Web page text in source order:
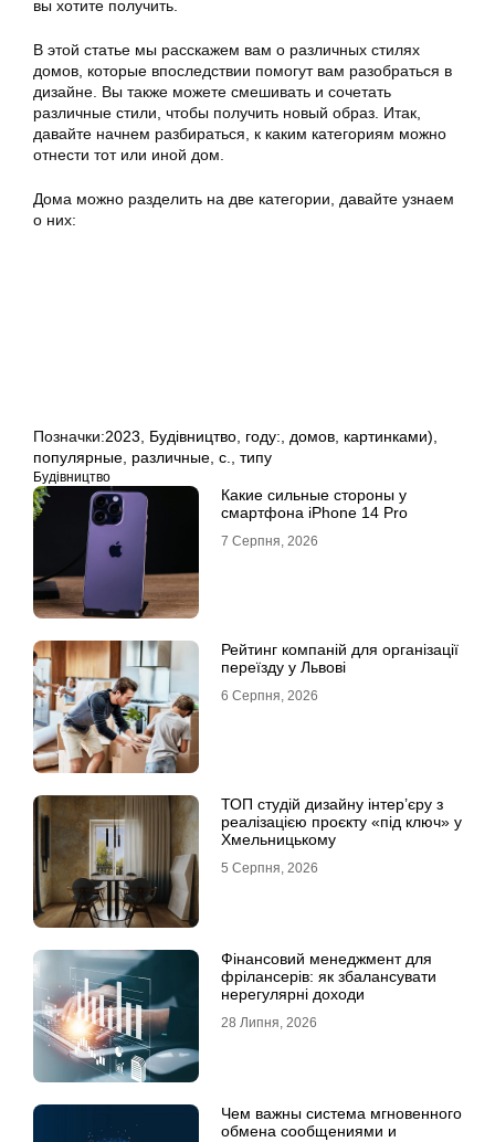
вы хотите получить.
В этой статье мы расскажем вам о различных стилях
домов, которые впоследствии помогут вам разобраться в
дизайне. Вы также можете смешивать и сочетать
различные стили, чтобы получить новый образ. Итак,
давайте начнем разбираться, к каким категориям можно
отнести тот или иной дом.
Дома можно разделить на две категории, давайте узнаем
о них:
Позначки:2023, Будівництво, году:, домов, картинками),
популярные, различные, с., типу
Будівництво
Какие сильные стороны у
смартфона iPhone 14 Pro
7 Серпня, 2026
Рейтинг компаній для організації
переїзду у Львові
6 Серпня, 2026
ТОП студій дизайну інтер’єру з
реалізацією проєкту «під ключ» у
Хмельницькому
5 Серпня, 2026
Фінансовий менеджмент для
фрілансерів: як збалансувати
нерегулярні доходи
28 Липня, 2026
Чем важны система мгновенного
обмена сообщениями и